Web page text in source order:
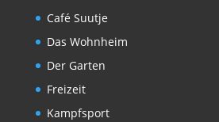
Café Suutje
Das Wohnheim
Der Garten
Freizeit
Kampfsport